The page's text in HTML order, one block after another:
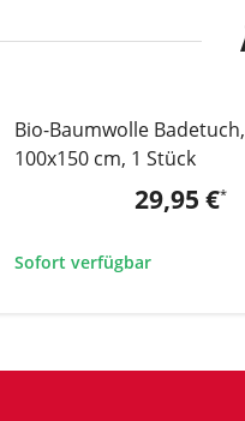
Bio-Baumwolle
100x150 cm, 1 Stück
29,95 €*
Sofort verfügbar